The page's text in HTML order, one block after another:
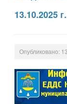
13.10.2025 г.
Опубликовано: